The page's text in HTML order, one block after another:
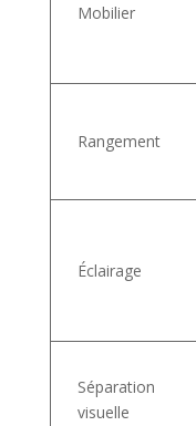
Mobilier
Rangement
Éclairage
Séparation
visuelle